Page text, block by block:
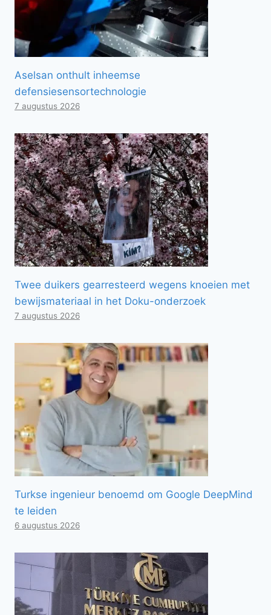
Aselsan onthult inheemse
defensiesensortechnologie
7 augustus 2026
Twee duikers gearresteerd wegens knoeien met
bewijsmateriaal in het Doku-onderzoek
7 augustus 2026
Turkse ingenieur benoemd om Google DeepMind
te leiden
6 augustus 2026